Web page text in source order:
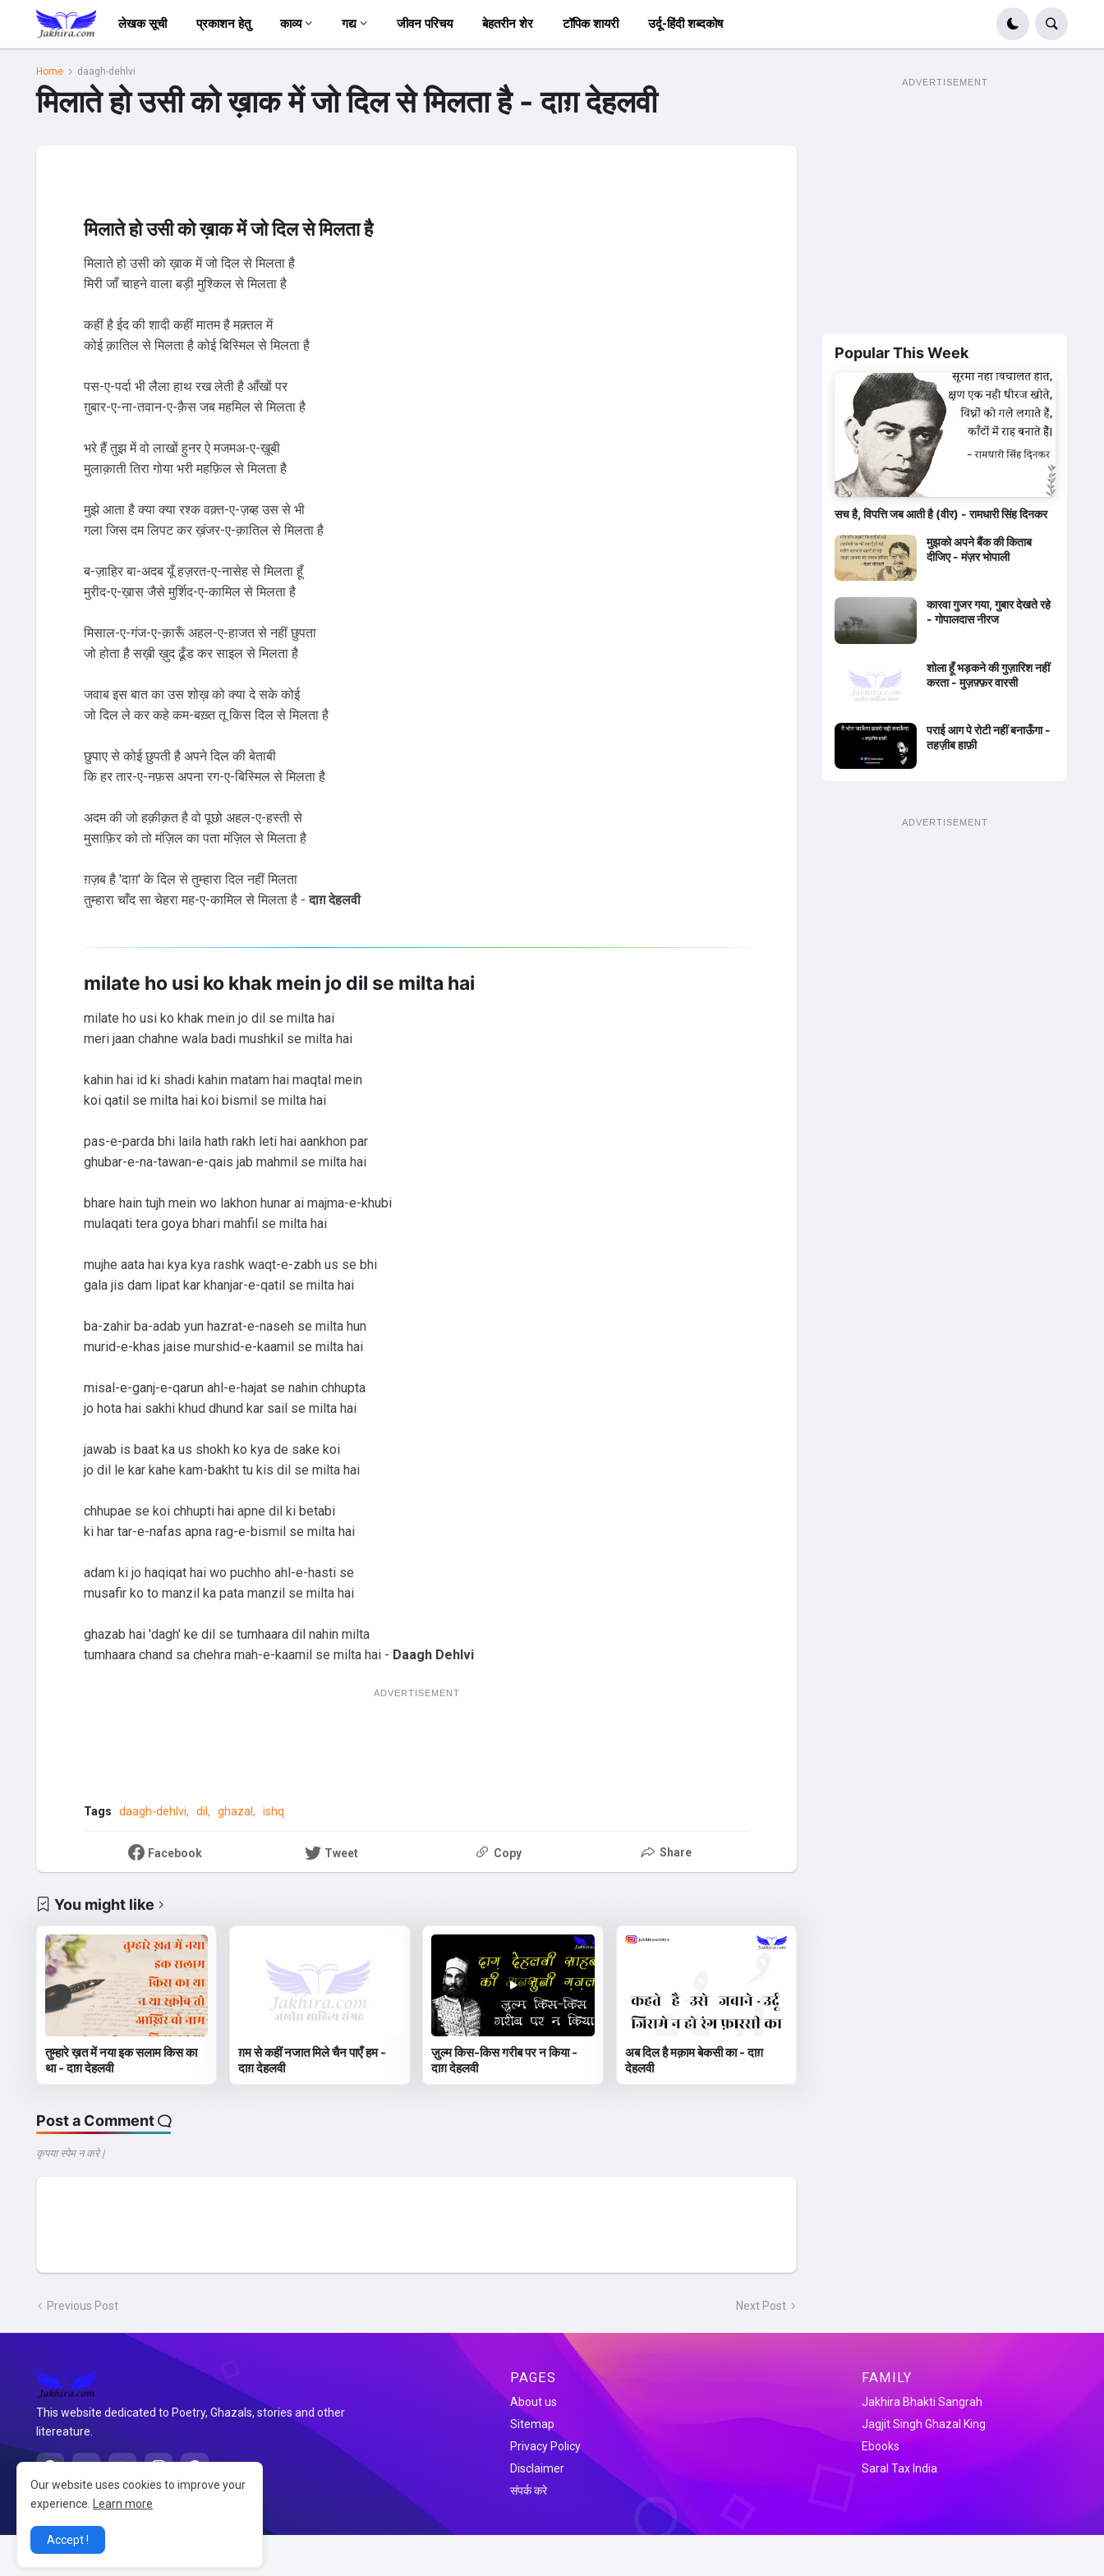
लेखक सूची प्रकाशन हेतु काव्य गद्य जीवन परिचय बेहतरीन शेर टॉपिक शायरी उर्दू-हिंदी शब्दकोष
Home daagh-dehlvi
मिलाते हो उसी को ख़ाक में जो दिल से मिलता है - दाग़ देहलवी
मिलाते हो उसी को ख़ाक में जो दिल से मिलता है
मिलाते हो उसी को ख़ाक में जो दिल से मिलता है
मिरी जाँ चाहने वाला बड़ी मुश्किल से मिलता है
कहीं है ईद की शादी कहीं मातम है मक़्तल में
कोई क़ातिल से मिलता है कोई बिस्मिल से मिलता है
पस-ए-पर्दा भी लैला हाथ रख लेती है आँखों पर
ग़ुबार-ए-ना-तवान-ए-क़ैस जब महमिल से मिलता है
भरे हैं तुझ में वो लाखों हुनर ऐ मजमअ-ए-ख़ूबी
मुलाक़ाती तिरा गोया भरी महफ़िल से मिलता है
मुझे आता है क्या क्या रश्क वक़्त-ए-ज़ब्ह उस से भी
गला जिस दम लिपट कर ख़ंजर-ए-क़ातिल से मिलता है
ब-ज़ाहिर बा-अदब यूँ हज़रत-ए-नासेह से मिलता हूँ
मुरीद-ए-ख़ास जैसे मुर्शिद-ए-कामिल से मिलता है
मिसाल-ए-गंज-ए-क़ारूँ अहल-ए-हाजत से नहीं छुपता
जो होता है सख़ी ख़ुद ढूँड कर साइल से मिलता है
जवाब इस बात का उस शोख़ को क्या दे सके कोई
जो दिल ले कर कहे कम-बख़्त तू किस दिल से मिलता है
छुपाए से कोई छुपती है अपने दिल की बेताबी
कि हर तार-ए-नफ़स अपना रग-ए-बिस्मिल से मिलता है
अदम की जो हक़ीक़त है वो पूछो अहल-ए-हस्ती से
मुसाफ़िर को तो मंज़िल का पता मंज़िल से मिलता है
ग़ज़ब है 'दाग़' के दिल से तुम्हारा दिल नहीं मिलता
तुम्हारा चाँद सा चेहरा मह-ए-कामिल से मिलता है -दाग़ देहलवी
milate ho usi ko khak mein jo dil se milta hai
milate ho usi ko khak mein jo dil se milta hai
meri jaan chahne wala badi mushkil se milta hai
kahin hai id ki shadi kahin matam hai maqtal mein
koi qatil se milta hai koi bismil se milta hai
pas-e-parda bhi laila hath rakh leti hai aankhon par
ghubar-e-na-tawan-e-qais jab mahmil se milta hai
bhare hain tujh mein wo lakhon hunar ai majma-e-khubi
mulaqati tera goya bhari mahfil se milta hai
mujhe aata hai kya kya rashk waqt-e-zabh us se bhi
gala jis dam lipat kar khanjar-e-qatil se milta hai
ba-zahir ba-adab yun hazrat-e-naseh se milta hun
murid-e-khas jaise murshid-e-kaamil se milta hai
misal-e-ganj-e-qarun ahl-e-hajat se nahin chhupta
jo hota hai sakhi khud dhund kar sail se milta hai
jawab is baat ka us shokh ko kya de sake koi
jo dil le kar kahe kam-bakht tu kis dil se milta hai
chhupae se koi chhupti hai apne dil ki betabi
ki har tar-e-nafas apna rag-e-bismil se milta hai
adam ki jo haqiqat hai wo puchho ahl-e-hasti se
musafir ko to manzil ka pata manzil se milta hai
ghazab hai 'dagh' ke dil se tumhaara dil nahin milta
tumhaara chand sa chehra mah-e-kaamil se milta hai - Daagh Dehlvi
ADVERTISEMENT
Tags daagh-dehlvi dil ghazal ishq
Facebook Tweet Copy Share
You might like
तुम्हारे ख़त में नया इक सलाम किस का
था - दाग़ देहलवी
ग़म से कहीं नजात मिले चैन पाएँ हम -
दाग़ देहलवी
ज़ुल्म किस-किस गरीब पर न किया -
दाग़ देहलवी
अब दिल है मक़ाम बेकसी का - दाग़
देहलवी
Post a Comment
कृपया स्पेम न करे |
Previous Post Next Post
ADVERTISEMENT
Popular This Week
सच है, विपत्ति जब आती है (वीर) - रामधारी सिंह दिनकर
मुझको अपने बैंक की किताब
दीजिए - मंज़र भोपाली
कारवा गुजर गया, गुबार देखते रहे
- गोपालदास नीरज
शोला हूँ भड़कने की गुज़ारिश नहीं
करता - मुज़फ़्फ़र वारसी
पराई आग पे रोटी नहीं बनाऊँगा -
तहज़ीब हाफ़ी
ADVERTISEMENT
This website dedicated to Poetry, Ghazals, stories and other
litereature.
PAGES
About us
Sitemap
Privacy Policy
Disclaimer
संपर्क करे
FAMILY
Jakhira Bhakti Sangrah
Jagjit Singh Ghazal King
Ebooks
Saral Tax India
Our website uses cookies to improve your
experience.
Learn more
Accept !